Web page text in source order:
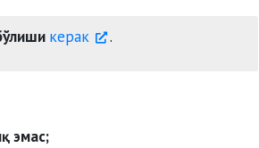
керак .
эмас;